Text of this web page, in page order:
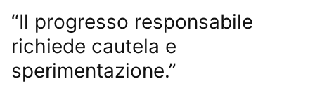
“Il progresso responsabile
richiede cautela e
sperimentazione.”